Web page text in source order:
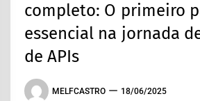
completo: O primeiro
essencial na jornada
de APIs
MELFCASTRO 18/06/2025